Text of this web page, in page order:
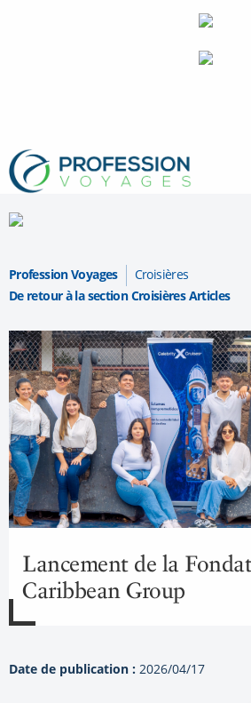
Profession Voyages
Croisières
De retour à la section Croisières Articles
Lancement de la
Caribbean Group
Date de publication : 2026/04/17